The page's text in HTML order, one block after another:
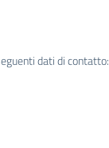
dati di contatto: